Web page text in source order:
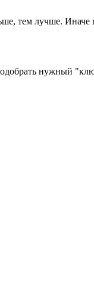
тем лучше.
нужный